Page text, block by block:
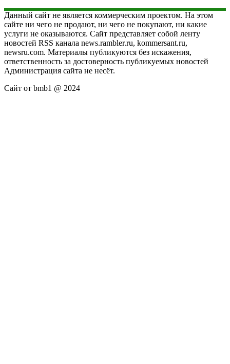
Данный сайт не является коммерческим проектом. На этом
сайте ни чего не продают, ни чего не покупают, ни какие
услуги не оказываются. Сайт представляет собой ленту
новостей RSS канала news.rambler.ru, kommersant.ru,
newsru.com. Материалы публикуются без искажения,
ответственность за достоверность публикуемых новостей
Администрация сайта не несёт.
Сайт от bmb1 @ 2024